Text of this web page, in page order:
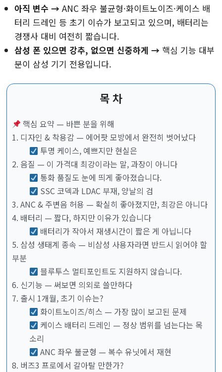
아직 변수 → ANC 좌우 불균형·화이트노이즈·케이스 배
터리 드레인 등 초기 이슈가 보고되고 있으며, 배터리는
경쟁사 대비 여전히 짧습니다.
삼성 폰 있으면 강추, 없으면 신중하게 → 핵심 기능 대부
분이 삼성 기기 전용입니다.
목 차
핵심 요약 — 바쁜 분을 위해
1. 디자인 & 착용감 — 에어팟 모방에서 완전히 벗어났다
투명 케이스, 예쁘지만 현실은
2. 음질 — 이 가격대 최강이라는 말, 과장이 아니다
통화 품질도 눈에 띄게 좋아졌습니다.
SSC 코덱과 LDAC 부재, 양날의 검
3. ANC & 주변음 허용 — 확실히 좋아졌지만, 최강은 아니다
4. 배터리 — 짧다, 하지만 이유가 있습니다
배터리가 작아서 재생시간이 짧은 게 아닙니다
5. 삼성 생태계 종속 — 비삼성 사용자라면 반드시 읽어야 할
부분
블루투스 멀티포인트도 지원하지 않습니다.
6. 신기능 — 써보면 의외로 쓸만하다
7. 출시 1개월, 초기 이슈는?
화이트노이즈/히스 — 가장 많이 보고된 문제
케이스 배터리 드레인 — 정상 범위를 넘는다는 목
소리
ANC 좌우 불균형 — 복수 유닛에서 재현
8. 버즈3 프로에서 갈아탈 만한가?